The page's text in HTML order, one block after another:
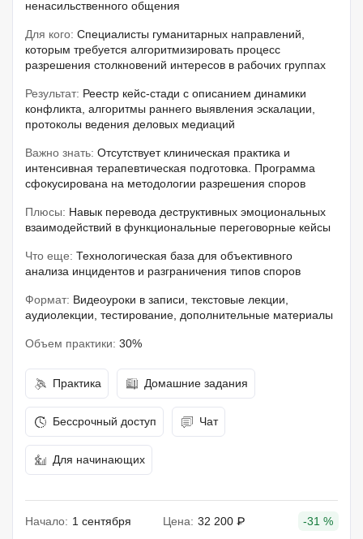
ненасильственного общения
Для кого: Специалисты гуманитарных направлений,
которым требуется алгоритмизировать процесс
разрешения столкновений интересов в рабочих группах
Результат: Реестр кейс-стади с описанием динамики
конфликта, алгоритмы раннего выявления эскалации,
протоколы ведения деловых медиаций
Важно знать: Отсутствует клиническая практика и
интенсивная терапевтическая подготовка. Программа
сфокусирована на методологии разрешения споров
Плюсы: Навык перевода деструктивных эмоциональных
взаимодействий в функциональные переговорные кейсы
Что еще: Технологическая база для объективного
анализа инцидентов и разграничения типов споров
Формат: Видеоуроки в записи, текстовые лекции,
аудиолекции, тестирование, дополнительные материалы
Объем практики: 30%
Практика Домашние задания
Бессрочный доступ Чат
Для начинающих
Начало: 1 сентября Цена: 32 200 ₽ -31 %